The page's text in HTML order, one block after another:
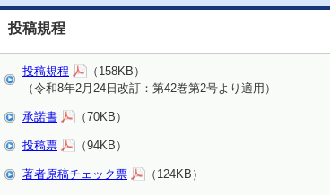
投稿規程
投稿規程
（158KB）
（令和8年2月24日改訂：第42巻第2号より適用）
承諾書 （70KB）
投稿票 （94KB）
著者原稿チェック票 （124KB）